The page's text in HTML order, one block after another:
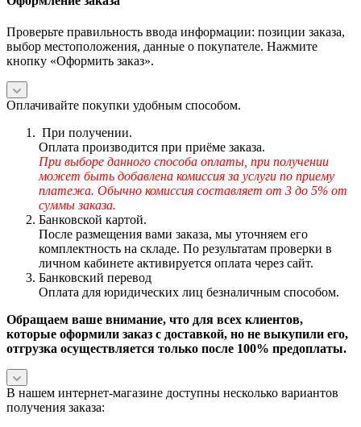
Проверьте правильность ввода информации: позиции заказа,
выбор местоположения, данные о покупателе. Нажмите
кнопку «Оформить заказ».
Оплачивайте покупки удобным способом.
При получении.
Оплата производится при приёме заказа.
При выборе данного способа оплаты, при получении
может быть добавлена комиссия за услуги по приему
платежа. Обычно комиссия составляет от 3 до 5% от
суммы заказа.
Банковской картой.
После размещения вами заказа, мы уточняем его
комплектность на складе. По результатам проверки в
личном кабинете активируется оплата через сайт.
Банковский перевод
Оплата для юридических лиц безналичным способом.
Обращаем ваше внимание, что для всех клиентов,
которые оформили заказ с доставкой, но не выкупили его,
отгрузка осуществляется только после 100% предоплаты.
В нашем интернет-магазине доступны несколько вариантов
получения заказа: